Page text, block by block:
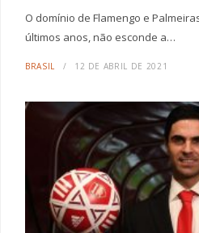
O domínio de Flamengo e
últimos anos, não esconde a…
BRASIL 12 DE ABRIL DE 2021